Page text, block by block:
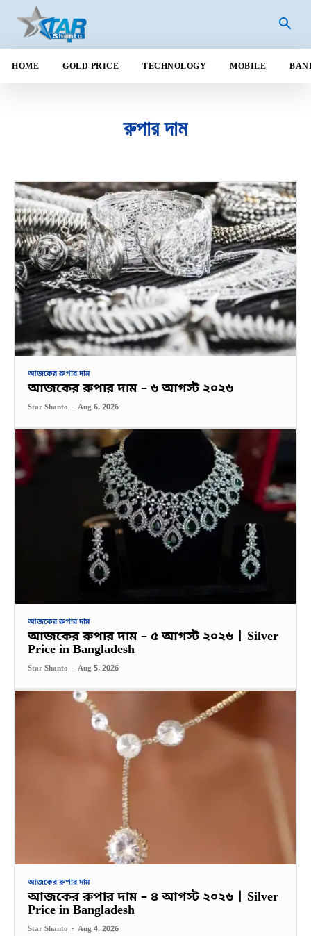
HOME GOLD PRICE TECHNOLOGY MOBILE
রুপার দাম
আজকের রুপার দাম
আজকের রুপার দাম – ৬ আগস্ট ২০২৬
Star Shanto - Aug 6, 2026
আজকের রুপার দাম
আজকের রুপার দাম – ৫ আগস্ট ২০২৬ | Silver
Price in Bangladesh
Star Shanto - Aug 5, 2026
আজকের রুপার দাম
আজকের রুপার দাম – ৪ আগস্ট ২০২৬ | Silver
Price in Bangladesh
Star Shanto - Aug 4, 2026